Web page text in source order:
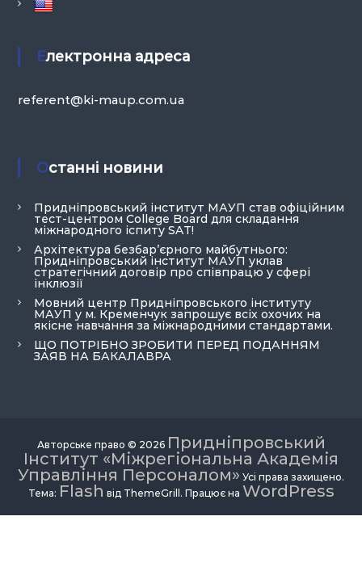
Електронна адреса
referent@ki-maup.com.ua
Останні новини
Придніпровський інститут МАУП став офіційним
тест-центром College Board для складання
міжнародного іспиту SAT!
Архітектура безбар’єрного майбутнього:
Придніпровський інститут МАУП уклав
стратегічний договір про співпрацю у сфері
інклюзії
Мовний центр Придніпровського інституту
МАУП у м. Кременчук запрошує всіх охочих на
якісне навчання за міжнародними стандартами.
ЩО ПОТРІБНО ЗРОБИТИ ПЕРЕД ПОДАННЯМ
ЗАЯВ НА БАКАЛАВРА
Авторське право © 2026 Придніпровський
Інститут «Міжрегіональна Академія
Управління Персоналом» Усі права захищено.
Тема: Flash від ThemeGrill. Працює на WordPress